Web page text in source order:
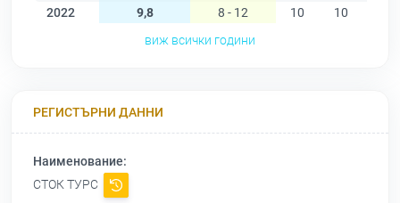
2022
9,8 8 - 12 10 10
виж всички години
РЕГИСТЪРНИ ДАННИ
Наименование:
СТОК ТУРС